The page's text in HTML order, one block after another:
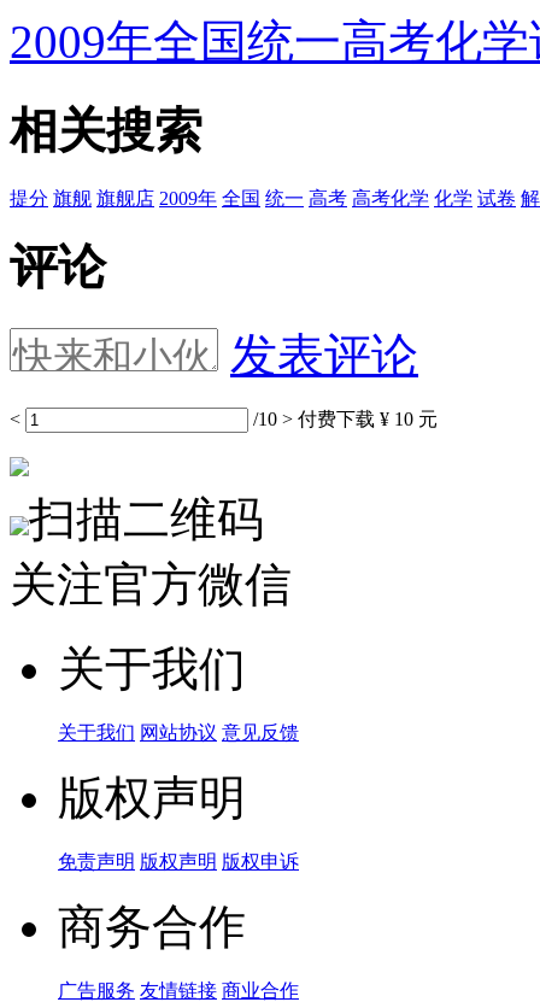
2009年全国统一高考化
相关搜索
提分 旗舰 旗舰店 2009年 全国 统一 高考 高考化学 化学 试卷
评论
发表评论
< /10 > 付费下载 ¥ 10 元
扫描二维码
关注官方微信
关于我们
关于我们 网站协议 意见反馈
版权声明
免责声明 版权声明 版权申诉
商务合作
广告服务 友情链接 商业合作